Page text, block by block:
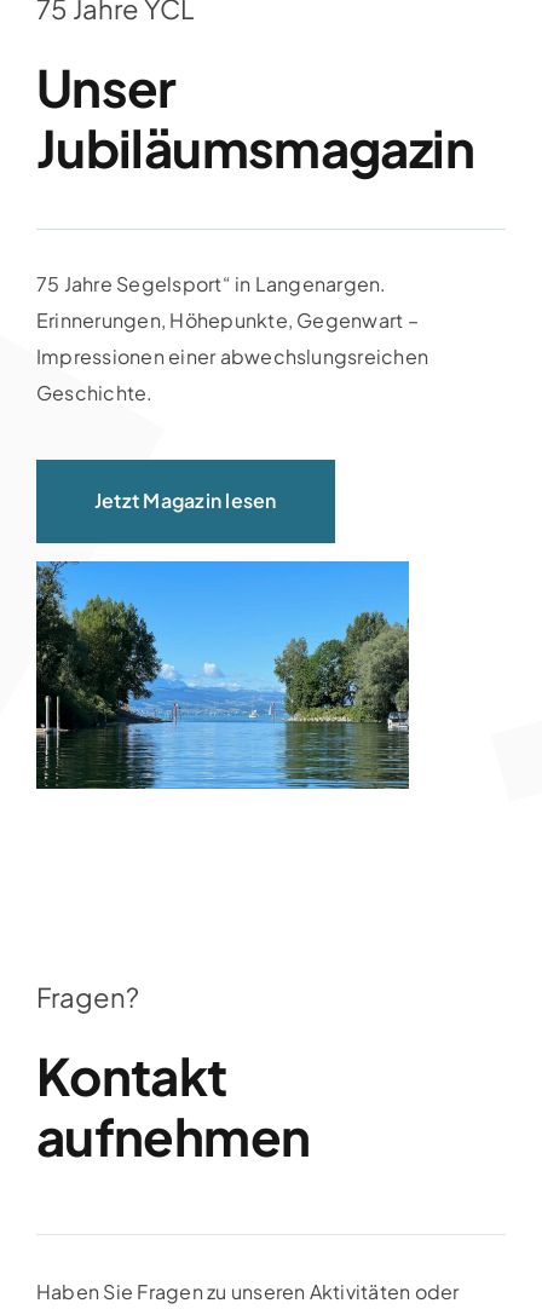
75 Jahre YCL
Unser
Jubiläumsmagazin
75 Jahre Segelsport“ in Langenargen.
Erinnerungen, Höhepunkte, Gegenwart –
Impressionen einer abwechslungsreichen
Geschichte.
Jetzt Magazin lesen
Fragen?
Kontakt
aufnehmen
Haben Sie Fragen zu unseren Aktivitäten oder